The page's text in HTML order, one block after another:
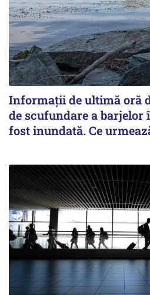
Informații de ultimă oră
de scufundare a barjelor
fost inundată. Ce